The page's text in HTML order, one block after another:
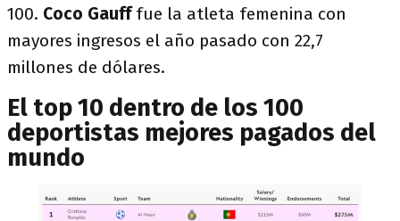
100. Coco Gaufffue la atleta femenina con
mayores ingresos el año pasado con 22,7
millones de dólares.
El top 10 dentro de los 100
deportistas mejores pagados del
mundo